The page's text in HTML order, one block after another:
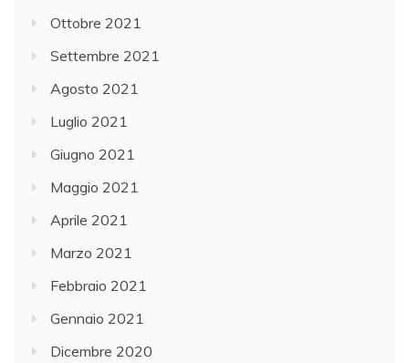
Ottobre 2021
Settembre 2021
Agosto 2021
Luglio 2021
Giugno 2021
Maggio 2021
Aprile 2021
Marzo 2021
Febbraio 2021
Gennaio 2021
Dicembre 2020